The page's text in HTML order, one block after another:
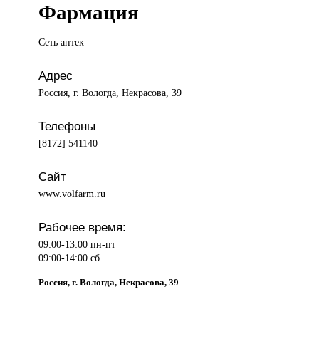
Фармация
Сеть аптек
Адрес
Россия, г. Вологда, Некрасова, 39
Телефоны
[8172] 541140
Сайт
www.volfarm.ru
Рабочее время:
09:00-13:00 пн-пт
09:00-14:00 сб
Россия, г. Вологда, Некрасова, 39